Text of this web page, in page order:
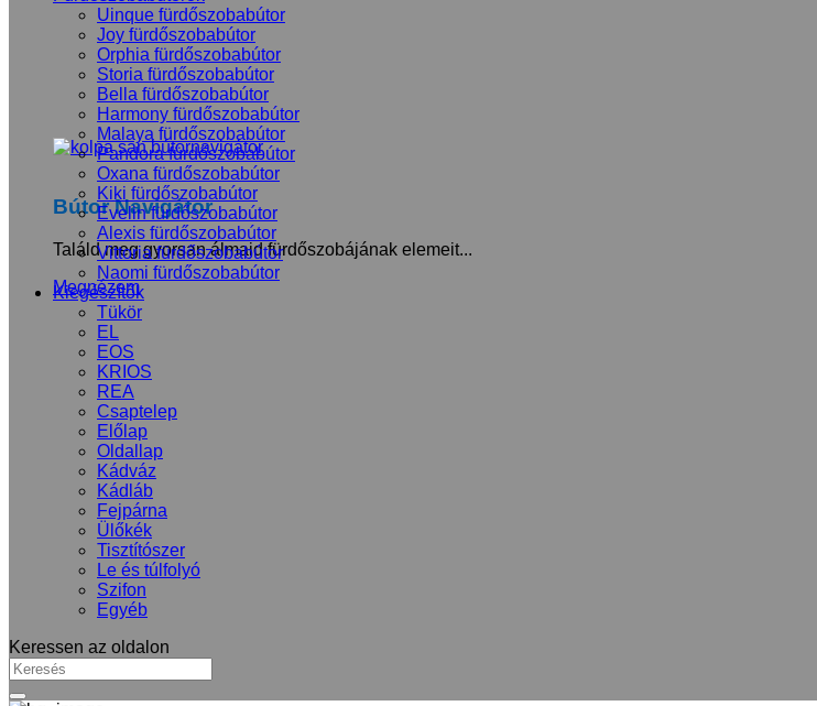
Bútor Navigátor
Találd meg gyorsan álmaid fürdőszobájának elemeit...
Megnézem
Uinque fürdőszobabútor
Joy fürdőszobabútor
Orphia fürdőszobabútor
Storia fürdőszobabútor
Bella fürdőszobabútor
Harmony fürdőszobabútor
Malaya fürdőszobabútor
Pandora fürdőszobabútor
Oxana fürdőszobabútor
Kiki fürdőszobabútor
Evelin fürdőszobabútor
Alexis fürdőszobabútor
Vittoria fürdőszobabútor
Naomi fürdőszobabútor
Kiegészítők
Tükör
EL
EOS
KRIOS
REA
Csaptelep
Előlap
Oldallap
Kádváz
Kádláb
Fejpárna
Ülőkék
Tisztítószer
Le és túlfolyó
Szifon
Egyéb
Keressen az oldalon